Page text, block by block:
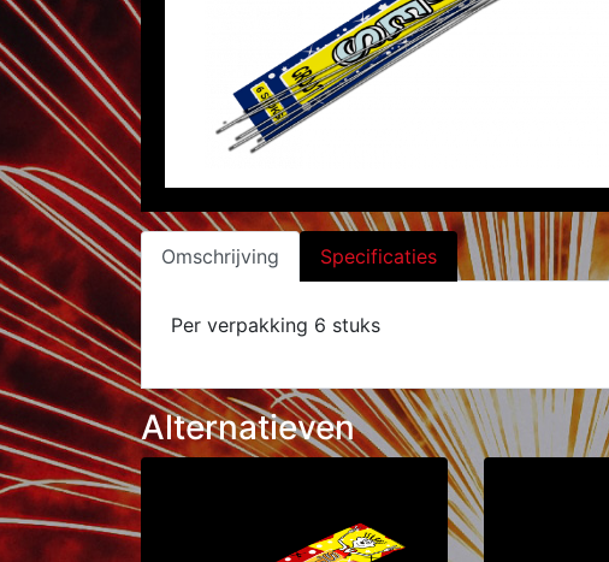
Omschrijving Specificaties
Per verpakking 6 stuks
Alternatieven